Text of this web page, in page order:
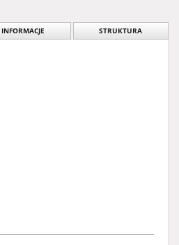
INFORMACJE STRUKTURA